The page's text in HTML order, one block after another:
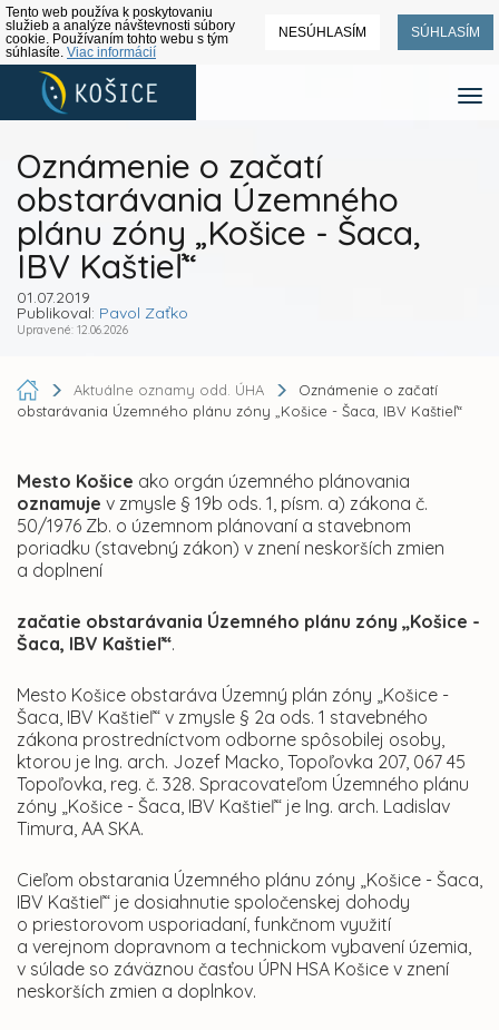
Tento web používa k poskytovaniu
služieb a analýze návštevnosti súbory
cookie. Používaním tohto webu s tým
súhlasíte. Viac informácií
NESÚHLASÍM SÚHLASÍM
Oznámenie o začatí
obstarávania Územného
plánu zóny „Košice - Šaca,
IBV Kaštieľ“
01.07.2019
Publikoval: Pavol Zaťko
Upravené: 12.06.2026
Aktuálne oznamy odd. ÚHA
Oznámenie o začatí
obstarávania Územného plánu zóny „Košice - Šaca, IBV Kaštieľ“
Mesto Košice ako orgán územného plánovania
oznamuje v zmysle § 19b ods. 1, písm. a) zákona č.
50/1976 Zb. o územnom plánovaní a stavebnom
poriadku (stavebný zákon) v znení neskorších zmien
a doplnení
začatie obstarávania Územného plánu zóny „Košice -
Šaca, IBV Kaštieľ“.
Mesto Košice obstaráva Územný plán zóny „Košice -
Šaca, IBV Kaštieľ“ v zmysle § 2a ods. 1 stavebného
zákona prostredníctvom odborne spôsobilej osoby,
ktorou je Ing. arch. Jozef Macko, Topoľovka 207, 067 45
Topoľovka, reg. č. 328. Spracovateľom Územného plánu
zóny „Košice - Šaca, IBV Kaštieľ“ je Ing. arch. Ladislav
Timura, AA SKA.
Cieľom obstarania Územného plánu zóny „Košice - Šaca,
IBV Kaštieľ“ je dosiahnutie spoločenskej dohody
o priestorovom usporiadaní, funkčnom využití
a verejnom dopravnom a technickom vybavení územia,
v súlade so záväznou časťou ÚPN HSA Košice v znení
neskorších zmien a doplnkov.